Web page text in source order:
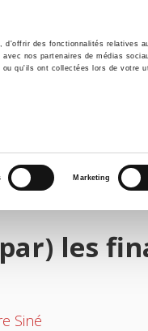
d'offrir des fonctionnalités relatives
nos partenaires de médias
qu'ils ont collectées lors de votre
Marketing
Histoire
les
Siné